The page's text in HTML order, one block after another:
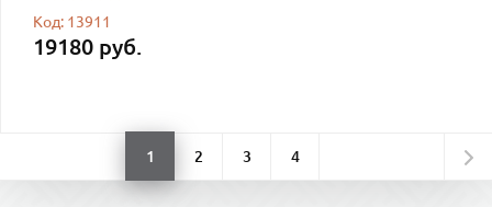
Код: 13911
19180 руб.
1 2 3 4